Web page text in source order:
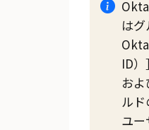
Okta
は
Okta
ID）
およ
ル
ユ